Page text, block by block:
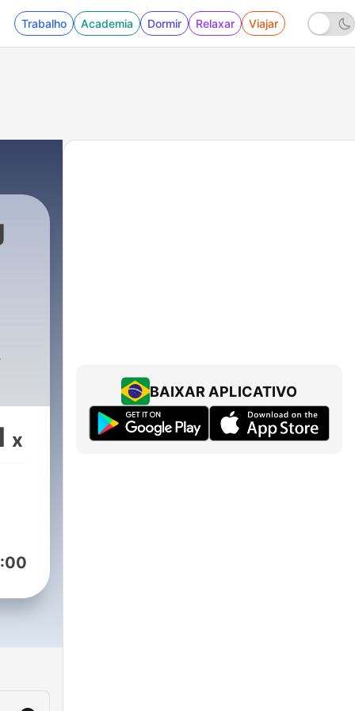
Trabalho Academia Dormir Relaxar Viajar
x
BAIXAR APLICATIVO